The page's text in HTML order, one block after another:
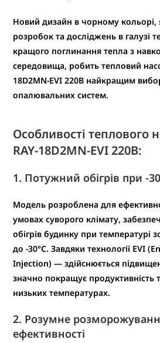
Новий дизайн в чорному кольорі,
розробок та досліджень в галузі
кращого поглинання тепла з
середовища, робить тепловий
18D2MN-EVI 220В найкращим
опалювальних систем.
Особливості теплового
RAY-18D2MN-EVI 220В:
1. Потужний обігрів при -
Модель розроблена для
умовахсуворого клімату,
обігрів будинку притемпературі
до -30°C. Завдяки технології EVI
Injection) — здійснюється
значно покращує продуктивність
низьких температурах.
2. Розумне
ефективності